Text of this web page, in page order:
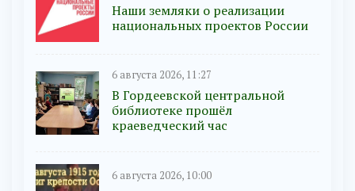
Наши земляки о реализации
национальных проектов России
6 августа 2026, 11:27
В Гордеевской центральной
библиотеке прошёл
краеведческий час
6 августа 2026, 10:00